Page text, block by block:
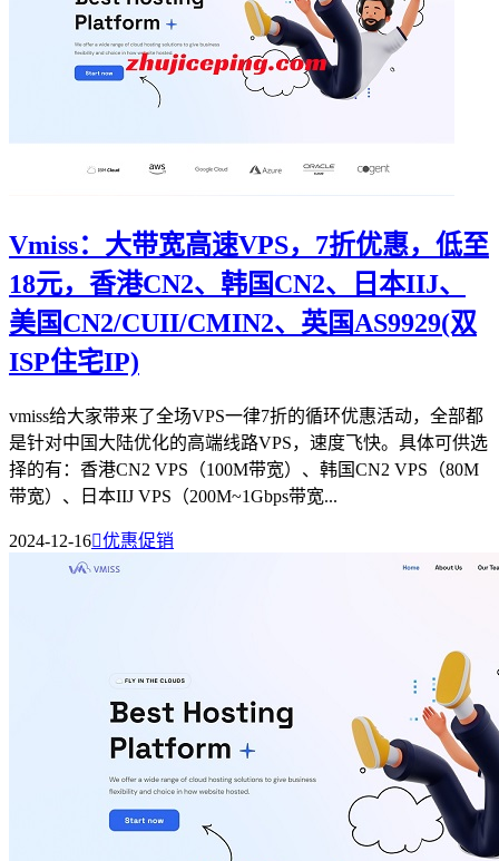
Vmiss：大带宽高速VPS，7折优惠，低至
18元，香港CN2、韩国CN2、日本IIJ、
美国CN2/CUII/CMIN2、英国AS9929(双
ISP住宅IP)
vmiss给大家带来了全场VPS一律7折的循环优惠活动，全部都
是针对中国大陆优化的高端线路VPS，速度飞快。具体可供选
择的有：香港CN2 VPS（100M带宽）、韩国CN2 VPS（80M
带宽）、日本IIJ VPS（200M~1Gbps带宽...
2024-12-16优惠促销